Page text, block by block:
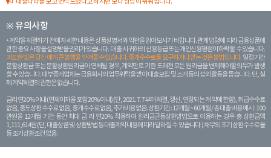
※ 유의사항
계약을 체결하기 전에 자세한 내용은 상품설명서와 약관을 읽어보시기 바랍니다. 관계 법령에 따라 금융상품에
관한 중요 사항을 설명받을 권리가 있습니다. 대 출 시 귀하의 신용등급 또는 개인신용평점이 하락할 수 있습니다.
과도한 빚은 당신 에게 큰 불행을 안겨줄 수 있습니다. 중개수수료를 요구하거나 받는 것은 불법입니다. 일정 기간
분할상환금 또는 분할상환원리금이 연체될 경우, 계약만료 기한 도래전 모든 원리금을 변제해야할 의무가 발생
할 수 있습니다. 대부중개업체는 금융회사의 업무위탁을 받아 대출모집 및 소개 등의 섭외 활동을 돕습니다. 단, 실
제 계약체결의 권한은 없습니다.
금리 연20% 이내 (연체이자율 포함 20% 이내) (단, 2021. 7. 7부터 체결, 갱신, 연장되는 계 약에 한함), 취급수수료
없음, 중도상환 수수료 없음, 중개수수료 없음, 추가비용 없음. 상환기간 : 12개월 ~ 60개월 / 총 대출 비용 예시 : 100
만원을 12개월 기간 동안 최대 금 리 연20% 적용하여 원리금균등상환방법으로 이용하는 경우 총 상환금액
1,111,614원 (단, 대출상품 및 상환방법 등 대출계약 내용에 따라 달라질 수 있습니다.) 채무의 조기 상환수수료율
등 조기상환조건 없음.